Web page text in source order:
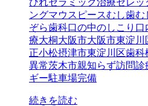
ングマウスピースむし歯む
ぞら歯科口の中のしこり 口
療大桐大阪市大阪市東淀川
正小松摂津市東淀川区歯科
異常茨木市親知らず訪問診
ギー駐車場完備
続きを読む